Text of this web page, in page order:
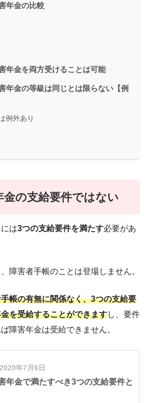
年金の比較
年金を両方受けることは可能
年金の等級は同じとは限らない【例
例外あり
金の支給要件ではない
は3つの支給要件を満たす必要があ
障害者手帳のことは登場しません。
帳の有無に関係なく、3つの支給要
を受給することができますし、要件
障害年金は受給できません。
2020年7月6日
年金で満たすべき3つの支給要件と